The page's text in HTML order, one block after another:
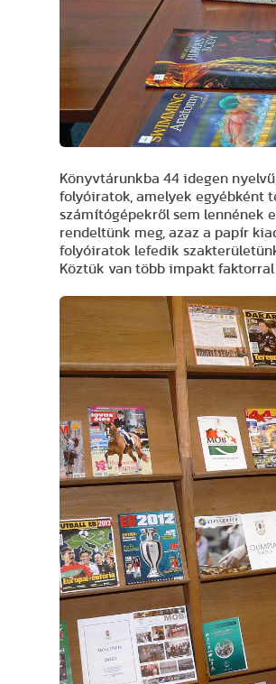
Könyvtárunkba 44 idegen
folyóiratok, amelyek egyébként
számítógépekről sem lennének
rendeltünk meg, azaz a papír
folyóiratok lefedik
Köztük van több impakt